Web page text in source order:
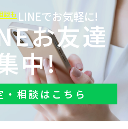
談も LINEでお気軽に!
お友達
中!
相談はこちら